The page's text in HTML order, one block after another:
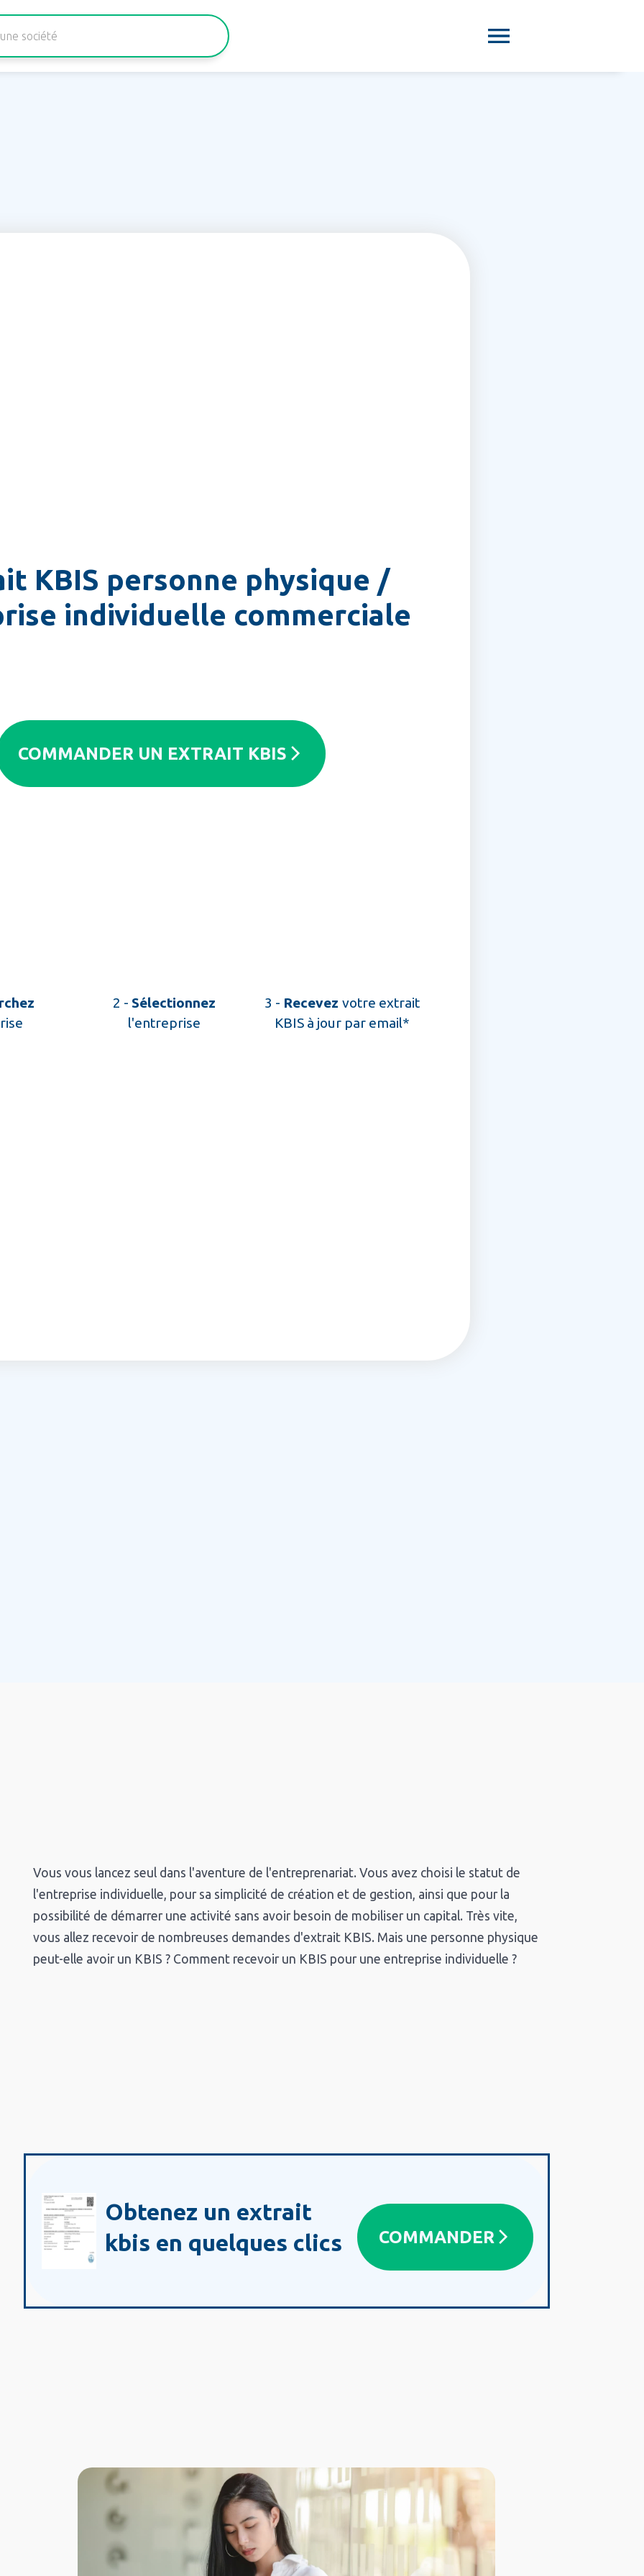
KBIS personne physique /
individuelle commerciale
COMMANDER UN EXTRAIT KBIS
2 - Sélectionnez
l'entreprise
3 - Recevezvotre extrait
KBIS à jour par email*
Vous vous lancez seul dans l'aventure de l'entreprenariat. Vous avez choisi le statut de
l'entreprise individuelle, pour sa simplicité de création et de gestion, ainsi que pour la
possibilité de démarrer une activité sans avoir besoin de mobiliser un capital. Très vite,
vous allez recevoir de nombreuses demandes d'extrait KBIS. Mais une personne physique
peut-elle avoir un KBIS ? Comment recevoir un KBIS pour une entreprise individuelle ?
Obtenez un extrait
kbis en quelques clics
COMMANDER